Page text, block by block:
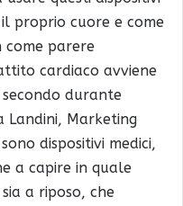
proprio cuore e come
come parere
cardiaco avviene
durante
Landini, Marketing
dispositivi medici,
a capire in quale
a riposo, che